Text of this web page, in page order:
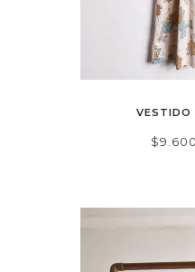
VESTIDO
$9.600